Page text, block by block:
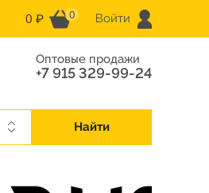
0 ₽ 0 Войти
Оптовые продажи
+7 915 329-99-24
Найти